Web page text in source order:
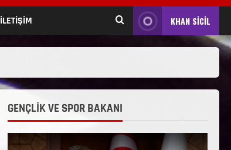
İLETİŞİM KHAN SİCİL
GENÇLİK VE SPOR BAKANI